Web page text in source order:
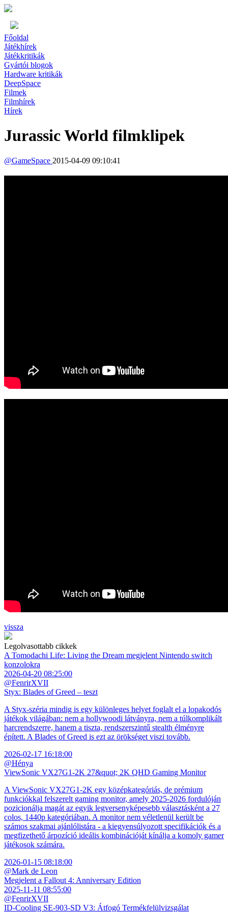
Főoldal
Játékhírek
Játékkritikák
Gyártói blogok
Hardware kritikák
DeepSpace
Filmek
Filmhírek
Hírek
Jurassic World filmklipek
@GameSpace 2015-04-09 09:10:41
vissza
Legolvasottabb cikkek
A Tomodachi Life: Living the Dream megjelent Nintendo switch
konzolokra
2026-04-20 08:25:00
@FenrirXVII
Styx: Blades of Greed – teszt
A Styx-széria mindig is egy különleges helyet foglalt el a lopakodós
játékok világában: nem a hollywoodi látványra, nem a túlkomplikált
harcrendszerre, hanem a tiszta, rendszerszintű stealth élményre
épített. A Blades of Greed is ezt az örökséget viszi tovább.
2026-02-17 16:18:00
@Hénya
ViewSonic VX27G1-2K 27&quot; 2K QHD Gaming Monitor
A ViewSonic VX27G1-2K egy középkategóriás, de prémium
funkciókkal felszerelt gaming monitor, amely 2025-2026 fordulóján
pozicionálja magát az egyik legversenyképesebb választásként a 27
colos, 1440p kategóriában. A monitor nem véletlenül került be
számos szakmai ajánlólistára - a kiegyensúlyozott specifikációk és a
megfizethető árpozíció ideális kombinációját kínálja a komoly gamer
játékosok számára.
2026-01-15 08:18:00
@Mark de Leon
Megjelent a Fallout 4: Anniversary Edition
2025-11-11 08:55:00
@FenrirXVII
ID-Cooling SE-903-SD V3: Átfogó Termékfelülvizsgálat